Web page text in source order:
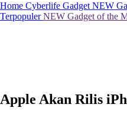
Home Cyberlife Gadget NEW
TerpopulerNEW Gadget of the
Apple Akan Rilis